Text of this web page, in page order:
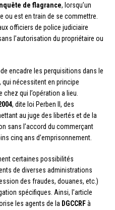
de flagrance, lorsqu’un
ou est en train de se commettre.
officiers de police judiciaire
l’autorisation du propriétaire ou
encadre les perquisitions dans le
, qui nécessitent en principe
chez qui l’opération a lieu.
, dite loi Perben II, des
au juge des libertés et de la
sans l’accord du commerçant
cinq ans d’emprisonnement.
certaines possibilités
de diverses administrations
des fraudes, douanes, etc.)
spécifiques. Ainsi, l’article
les agents de la DGCCRFà